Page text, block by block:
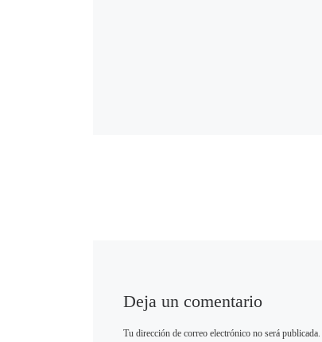
Deja un comentario
Tu dirección de correo electrónico no será publicada.